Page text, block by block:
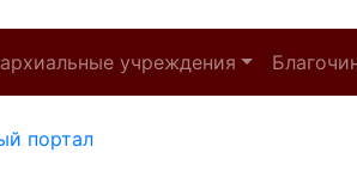
учреждения
портал